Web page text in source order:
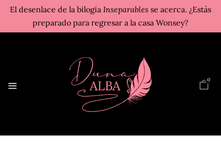
El desenlace de la bilogía Inseparables se acerca. ¿Estás
preparado para regresar a la casa Wonsey?
0